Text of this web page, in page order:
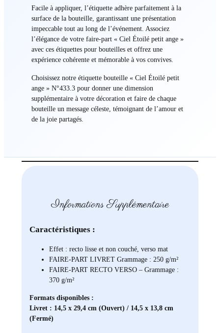
Facile à appliquer, l’étiquette adhère parfaitement à la
surface de la bouteille, garantissant une présentation
impeccable tout au long de l’événement. Associez
l’élégance de votre faire-part « Ciel Étoilé petit ange »
avec ces étiquettes pour bouteilles et offrez une
expérience cohérente et mémorable à vos convives.
Choisissez notre étiquette bouteille « Ciel Étoilé petit
ange » N°433.3 pour donner une dimension
supplémentaire à votre décoration et faire de chaque
bouteille un message céleste, témoignant de l’amour et
de la joie partagés.
Informations Supplémentaire
Caractéristiques :
Effet : recto lisse et non couché, verso mat
FAIRE-PART LIVRET Grammage : 250 g/m²
FAIRE-PART RECTO VERSO – Grammage :
370 g/m²
Formats disponibles :
Livret : 14,5 x 29,4 cm (Ouvert) / 14,5 x 13,8 cm
(Fermé)